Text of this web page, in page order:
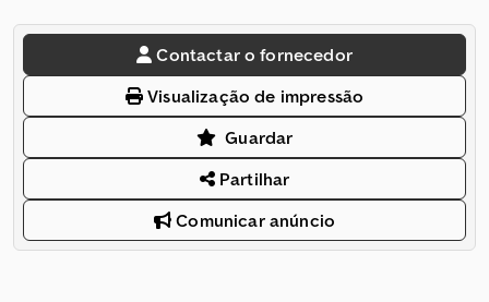
Contactar o fornecedor
Visualização de impressão
Guardar
Partilhar
Comunicar anúncio